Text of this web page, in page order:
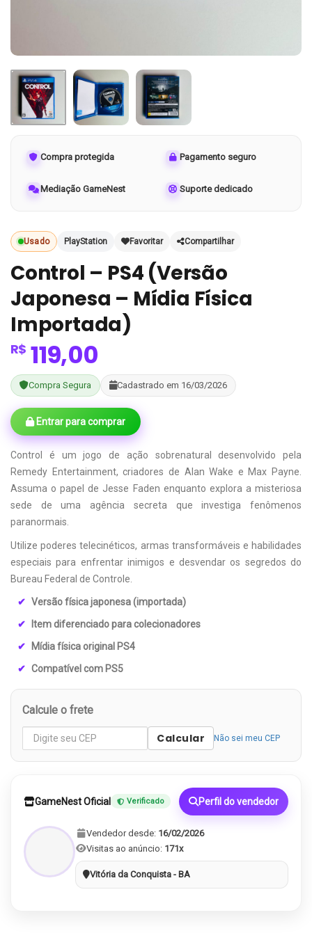
Compra protegida Pagamento seguro
Mediação GameNest Suporte dedicado
Usado PlayStation Favoritar Compartilhar
Control – PS4 (Versão
Japonesa – Mídia Física
Importada)
R$ 119,00
Compra Segura Cadastrado em 16/03/2026
Entrar para comprar
Control é um jogo de ação sobrenatural desenvolvido pela
Remedy Entertainment, criadores de Alan Wake e Max Payne.
Assuma o papel de Jesse Faden enquanto explora a misteriosa
sede de uma agência secreta que investiga fenômenos
paranormais.
Utilize poderes telecinéticos, armas transformáveis e habilidades
especiais para enfrentar inimigos e desvendar os segredos do
Bureau Federal de Controle.
Versão física japonesa (importada)
Item diferenciado para colecionadores
Mídia física original PS4
Compatível com PS5
Calcule o frete
Calcular Não sei meu CEP
GameNest Oficial Verificado Perfil do vendedor
Vendedor desde: 16/02/2026
Visitas ao anúncio: 171x
Vitória da Conquista - BA